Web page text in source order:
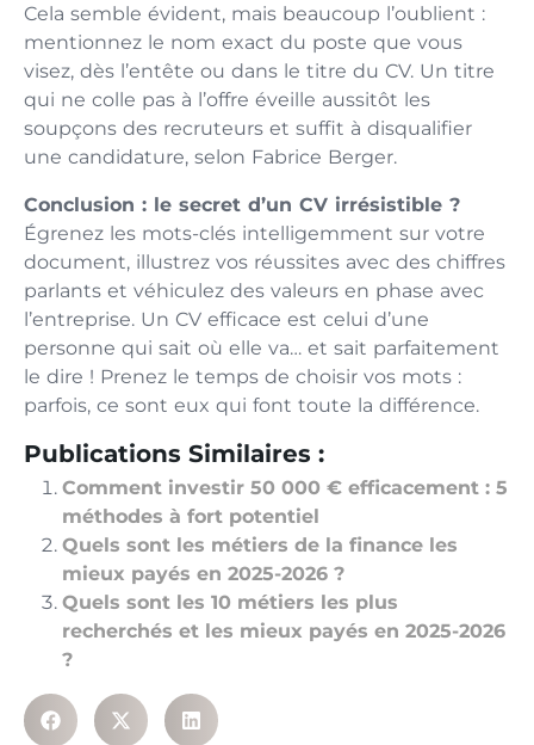
Cela semble évident, mais beaucoup l’oublient :
mentionnez le nom exact du poste que vous
visez, dès l’entête ou dans le titre du CV. Un titre
qui ne colle pas à l’offre éveille aussitôt les
soupçons des recruteurs et suffit à disqualifier
une candidature, selon Fabrice Berger.
Conclusion : le secret d’un CV irrésistible ?
Égrenez les mots-clés intelligemment sur votre
document, illustrez vos réussites avec des chiffres
parlants et véhiculez des valeurs en phase avec
l’entreprise. Un CV efficace est celui d’une
personne qui sait où elle va… et sait parfaitement
le dire ! Prenez le temps de choisir vos mots :
parfois, ce sont eux qui font toute la différence.
Publications Similaires :
Comment investir 50 000 € efficacement : 5
méthodes à fort potentiel
Quels sont les métiers de la finance les
mieux payés en 2025-2026 ?
Quels sont les 10 métiers les plus
recherchés et les mieux payés en 2025-2026
?